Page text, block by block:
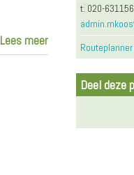
Lees meer
t: 020-
Routeplanner
Deel deze